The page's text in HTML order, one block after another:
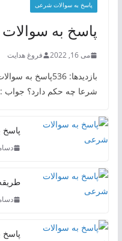
پاسخ به سوالات شرعی
پاسخ به
می 16, 2022 فروغ هدایت
بازدیدها:
شرعا چه حکم دارد؟ جواب :
دسامبر
دسامبر